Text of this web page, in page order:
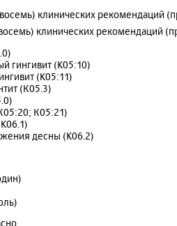
клинических рекомендаций
клинических рекомендаций
гингивит (K05:10)
(K05:11)
(К05.3)
К05:21)
десны (K06.2)